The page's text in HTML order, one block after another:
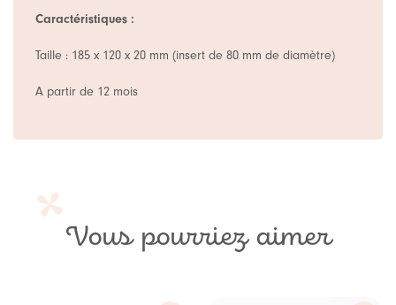
Caractéristiques :
Taille : 185 x 120 x 20 mm (insert de 80 mm de diamètre)
A partir de 12 mois
Vous pourriez aimer